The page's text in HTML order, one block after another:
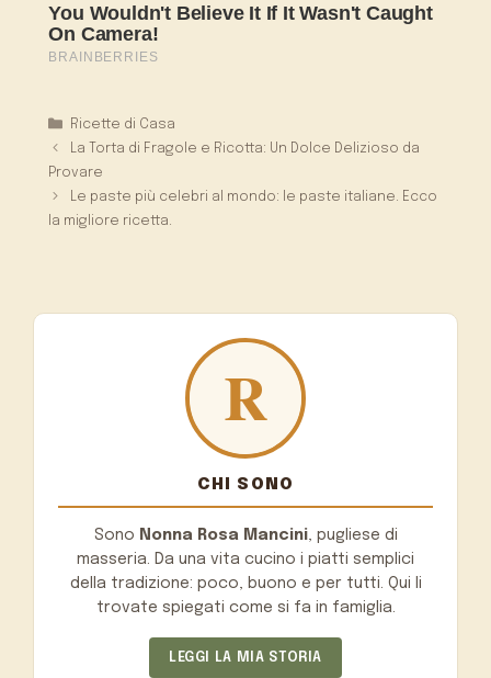
Categorie
Ricette di Casa
La Torta di Fragole e Ricotta: Un Dolce Delizioso da
Provare
Le paste più celebri al mondo: le paste italiane. Ecco
la migliore ricetta.
CHI SONO
Sono Nonna Rosa Mancini, pugliese di
masseria. Da una vita cucino i piatti semplici
della tradizione: poco, buono e per tutti. Qui li
trovate spiegati come si fa in famiglia.
LEGGI LA MIA STORIA